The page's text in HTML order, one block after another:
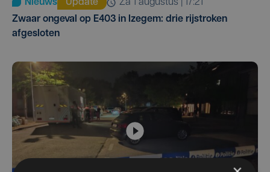
Nieuws Update
za 1 augustus | 17:21
Zwaar ongeval op E403 in Izegem: drie rijstroken
afgesloten